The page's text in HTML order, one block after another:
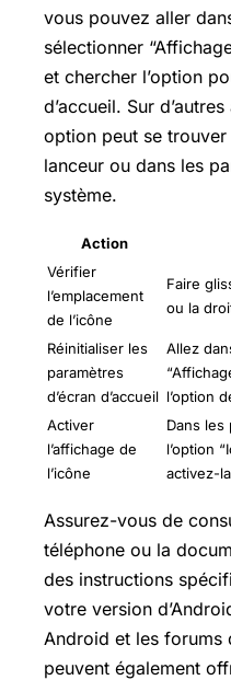
vous pouvez aller
sélectionner
et chercher l’option
d’accueil. Sur
option peut se
lanceur ou dans les
système.
Action
Vérifier
l’emplacement
de l’icône
Faire
ou la
Réinitialiser les
paramètres
d’écran d’accueil
Allez
l’option
Activer
l’affichage de
l’icône
Dans les
l’option
activez-
Assurez-vous de
téléphone ou la
des instructions
votre version
Android et les forums
peuvent également